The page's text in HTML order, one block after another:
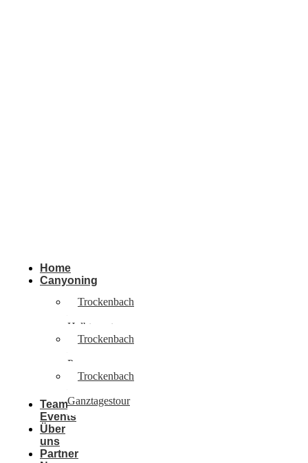
Home
Canyoning
Trockenbach
Halbtagestour
Trockenbach
Pro
Trockenbach
Ganztagestour
Team
Events
Über
uns
Partner